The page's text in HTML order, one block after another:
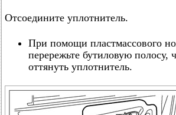
Отсоедините уплотнитель.
При помощи пластмассового
перережьте бутиловую полосу,
оттянуть уплотнитель.